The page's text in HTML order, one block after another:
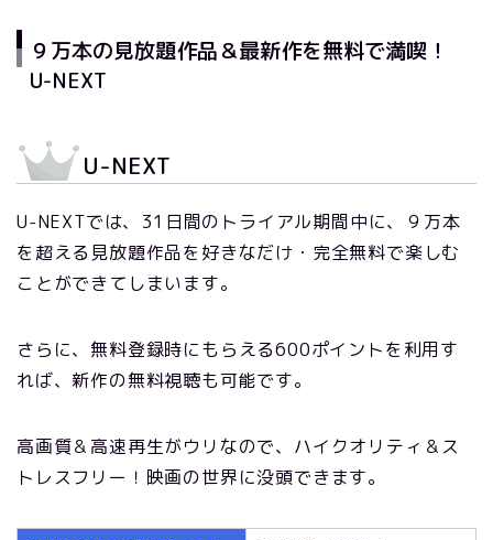
９万本の見放題作品＆最新作を無料で満喫！
U-NEXT
U-NEXT
U-NEXTでは、31日間のトライアル期間中に、９万本
を超える見放題作品を好きなだけ・完全無料で楽しむ
ことができてしまいます。
さらに、無料登録時にもらえる600ポイントを利用す
れば、新作の無料視聴も可能です。
高画質＆高速再生がウリなので、ハイクオリティ＆ス
トレスフリー！映画の世界に没頭できます。